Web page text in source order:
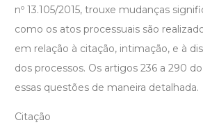
nº 13.105/2015, trouxe mudanças
como os atos processuais são
em relação à citação, intimação, e à
dos processos. Os artigos 236 a 290
essas questões de maneira detalhada.
Citação